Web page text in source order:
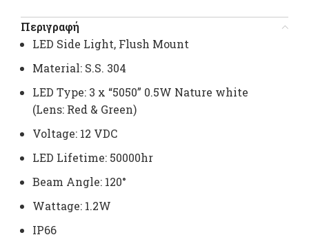
Περιγραφή
LED Side Light, Flush Mount
Material: S.S. 304
LED Type: 3 x “5050” 0.5W Nature white
(Lens: Red & Green)
Voltage: 12 VDC
LED Lifetime: 50000hr
Beam Angle: 120°
Wattage: 1.2W
IP66